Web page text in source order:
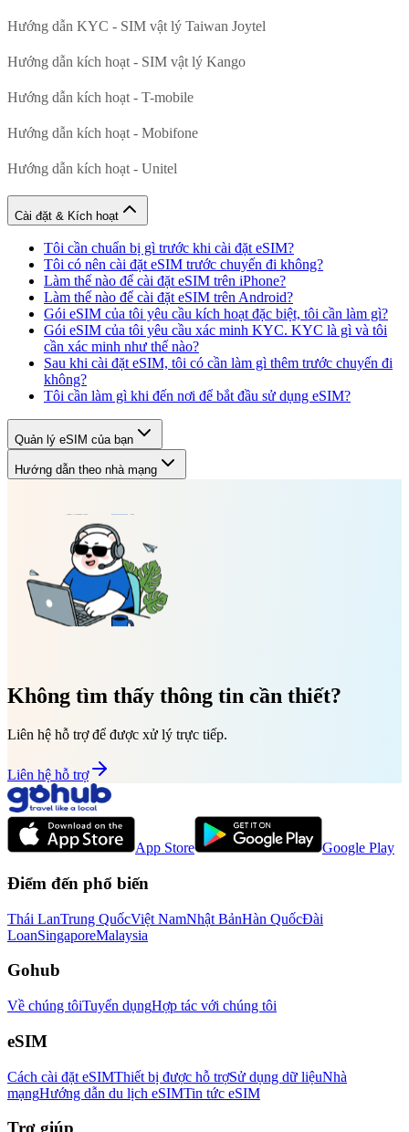
Hướng dẫn KYC - SIM vật lý Taiwan Joytel
Hướng dẫn kích hoạt - SIM vật lý Kango
Hướng dẫn kích hoạt - T-mobile
Hướng dẫn kích hoạt - Mobifone
Hướng dẫn kích hoạt - Unitel
Cài đặt & Kích hoạt
Tôi cần chuẩn bị gì trước khi cài đặt eSIM?
Tôi có nên cài đặt eSIM trước chuyến đi không?
Làm thế nào để cài đặt eSIM trên iPhone?
Làm thế nào để cài đặt eSIM trên Android?
Gói eSIM của tôi yêu cầu kích hoạt đặc biệt, tôi cần làm gì?
Gói eSIM của tôi yêu cầu xác minh KYC. KYC là gì và tôi
cần xác minh như thế nào?
Sau khi cài đặt eSIM, tôi có cần làm gì thêm trước chuyến đi
không?
Tôi cần làm gì khi đến nơi để bắt đầu sử dụng eSIM?
Quản lý eSIM của bạn
Hướng dẫn theo nhà mạng
Không tìm thấy thông tin cần thiết?
Liên hệ hỗ trợ để được xử lý trực tiếp.
Liên hệ hỗ trợ
App Store Google Play
Điểm đến phổ biến
Thái LanTrung QuốcViệt NamNhật BảnHàn QuốcĐài
LoanSingaporeMalaysia
Gohub
Về chúng tôiTuyển dụngHợp tác với chúng tôi
eSIM
Cách cài đặt eSIMThiết bị được hỗ trợSử dụng dữ liệuNhà
mạngHướng dẫn du lịch eSIMTin tức eSIM
Trợ giúp